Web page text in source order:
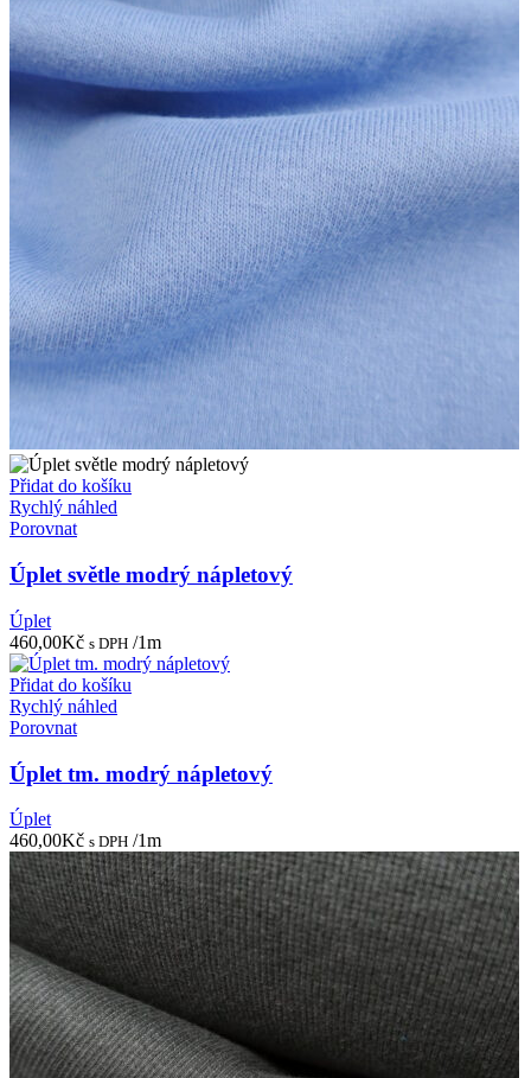
Přidat do košíku
Rychlý náhled
Porovnat
Úplet světle modrý nápletový
Úplet
460,00Kč s DPH /1m
Přidat do košíku
Rychlý náhled
Porovnat
Úplet tm. modrý nápletový
Úplet
460,00Kč s DPH /1m